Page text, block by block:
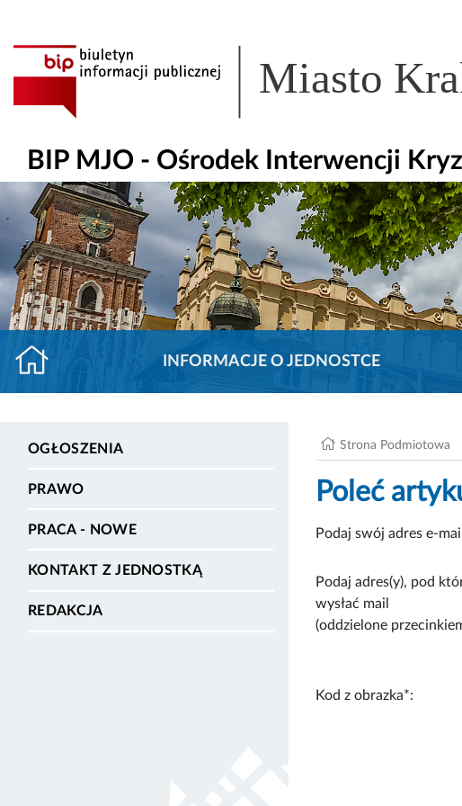
Miasto
BIP MJO - Ośrodek Interwencji
INFORMACJE O JEDNOSTCE
OGŁOSZENIA
PRAWO
PRACA - NOWE
KONTAKT Z JEDNOSTKĄ
REDAKCJA
Strona Podmiotowa
Poleć
Podaj swój adres e-
Podaj adres(y), pod
wysłać mail
(oddzielone
Kod z obrazka*: